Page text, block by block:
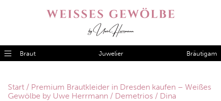
Braut Juwelier Bräutigam
Start / Premium Brautkleider in Dresden kaufen – Weißes
Gewölbe by Uwe Herrmann / Demetrios / Dina